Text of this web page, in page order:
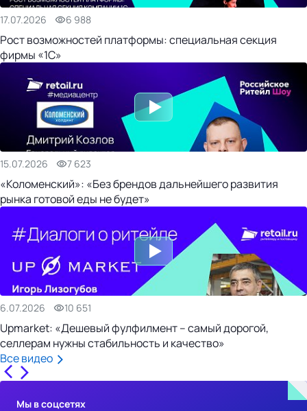
17.07.2026 6 988
Рост возможностей платформы: специальная секция
фирмы «1С»
15.07.2026 7 623
«Коломенский»: «Без брендов дальнейшего развития
рынка готовой еды не будет»
6.07.2026 10 651
Upmarket: «Дешевый фулфилмент – самый дорогой,
селлерам нужны стабильность и качество»
Все видео
Мы в соцсетях